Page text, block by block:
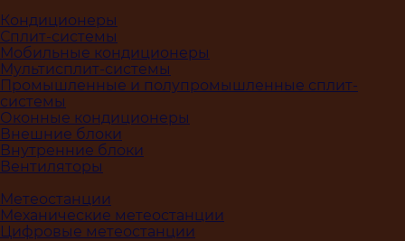
Кондиционеры
Сплит-системы
Мобильные кондиционеры
Мультисплит-системы
Промышленные и полупромышленные сплит-
системы
Оконные кондиционеры
Внешние блоки
Внутренние блоки
Вентиляторы
Метеостанции
Механические метеостанции
Цифровые метеостанции